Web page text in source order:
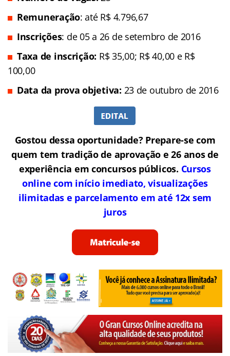
Remuneração: até R$ 4.796,67
Inscrições: de 05 a 26 de setembro de 2016
Taxa de inscrição: R$ 35,00; R$ 40,00 e R$
100,00
Data da prova objetiva: 23 de outubro de 2016
Gostou dessa oportunidade? Prepare-se com
quem tem tradição de aprovação e 26 anos de
experiência em concursos públicos. Cursos
online com início imediato, visualizações
ilimitadas e parcelamento em até 12x sem
juros